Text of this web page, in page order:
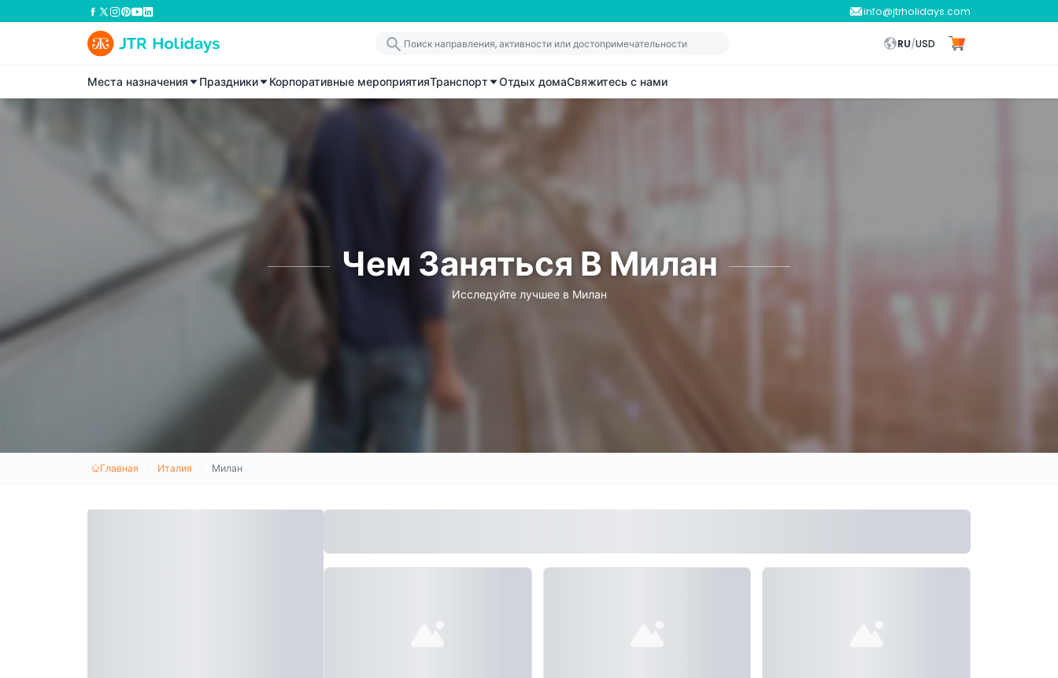
info@jtrholidays.com
RU/USD
Места назначения Праздники Корпоративные мероприятияТранспорт Отдых домаСвяжитесь с нами
Чем Заняться В Милан
Исследуйте лучшее в Милан
Главная Италия Милан